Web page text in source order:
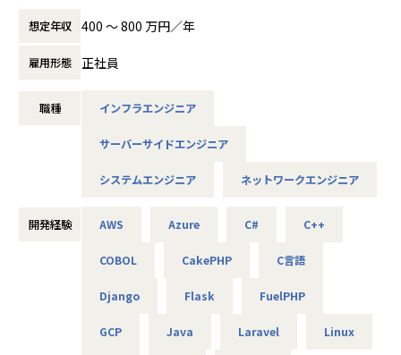
でした。
現在は要件定義や設計、実装といった工程にも挑戦していま
月一で面談を行ってくれるため、やりたいことや自分の頑張
アルテニアの良さです。
＜入社4年目 エンジニア＞
としての方針に
相違が出てきてしまったため転職しました。
エンジニアとして働きつつ、現場の人の関係を元に販路を広
できるようになりました。ソフトウェアの設計や製造の経験
しかなかったため、
エンジニアとしてこの様な活躍の仕方もあるのかと実感しま
担当者：20代後半・男性・入社1年目
＜主なNW案件事例＞
用・改善 --
使用機器：Cisco、FortiGate、Palo Alto、F5 BIG-IP など
主な業務：要件整理、検証、リリース計画の策定
主な業務：ポリシー改善、ログ分析、運用改善提案
■ホワイト企業認定 ゴールド（認定取得日：
■プライバシーマーク認定（認定番号：1082
5290）
■健康経営優良法人2025（中小規模法人部
■健康優良企業認定証 銀の認定（認定期間：
■会社説明／募集背景
株式会社アルテニアは、ITの力を通じて関わる人々の未来を
より豊かにすることを 目標に2018年に誕生しました。
それは技術力だけではなく、人を大切にすること、より豊か
社会やお客様だけでなくパートナーや社員も幸せでいるこ
これがアルテニアの企業理念の根幹となります。
この度、事業の拡大に伴って新たなメンバーを募集しており
技術力だけでなく、人を思いやる姿勢を大切にしながら、
共に成長できる方を歓迎します！
想定年収 400 〜 800 万円／年
雇用形態 正社員
職種 インフラエンジニア
サーバーサイドエンジニア
システムエンジニア ネットワークエンジニア
開発経験 AWS Azure C# C++
COBOL CakePHP C言語
Django Flask FuelPHP
GCP Java Laravel Linux